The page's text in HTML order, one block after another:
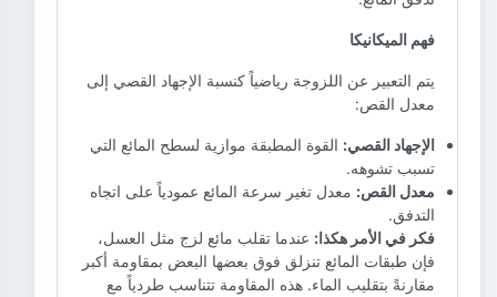
فهم الميكانيكا
يتم التعبير عن اللزوجة رياضياً كنسبة الإجهاد القصي إلى
معدل القص:
الإجهاد القصي: القوة المطبقة موازية لسطح المائع التي
تسبب تشوهه.
معدل القص: معدل تغير سرعة المائع عمودياً على اتجاه
التدفق.
فكر في الأمر هكذا: عندما تقلب مائع لزج مثل العسل،
فإن طبقات المائع تنزلق فوق بعضها البعض بمقاومة أكبر
مقارنةً بتقليب الماء. هذه المقاومة تتناسب طردياً مع